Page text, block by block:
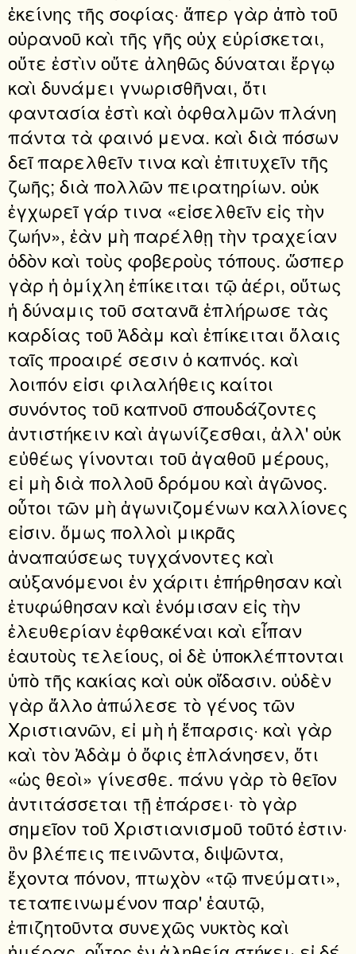
ἐκείνης τῆς σοφίας· ἅπερ γὰρ ἀπὸ τοῦ
οὐρανοῦ καὶ τῆς γῆς οὐχ εὑρίσκεται,
οὔτε ἐστὶν οὔτε ἀληθῶς δύναται ἔργῳ
καὶ δυνάμει γνωρισθῆναι, ὅτι
φαντασία ἐστὶ καὶ ὀφθαλμῶν πλάνη
πάντα τὰ φαινό μενα. καὶ διὰ πόσων
δεῖ παρελθεῖν τινα καὶ ἐπιτυχεῖν τῆς
ζωῆς; διὰ πολλῶν πειρατηρίων. οὐκ
ἐγχωρεῖ γάρ τινα «εἰσελθεῖν εἰς τὴν
ζωήν», ἐὰν μὴ παρέλθῃ τὴν τραχείαν
ὁδὸν καὶ τοὺς φοβεροὺς τόπους. ὥσπερ
γὰρ ἡ ὀμίχλη ἐπίκειται τῷ ἀέρι, οὕτως
ἡ δύναμις τοῦ σατανᾶ ἐπλήρωσε τὰς
καρδίας τοῦ Ἀδὰμ καὶ ἐπίκειται ὅλαις
ταῖς προαιρέ σεσιν ὁ καπνός. καὶ
λοιπόν εἰσι φιλαλήθεις καίτοι
συνόντος τοῦ καπνοῦ σπουδάζοντες
ἀντιστήκειν καὶ ἀγωνίζεσθαι, ἀλλ' οὐκ
εὐθέως γίνονται τοῦ ἀγαθοῦ μέρους,
εἰ μὴ διὰ πολλοῦ δρόμου καὶ ἀγῶνος.
οὗτοι τῶν μὴ ἀγωνιζομένων καλλίονες
εἰσιν. ὅμως πολλοὶ μικρᾶς
ἀναπαύσεως τυγχάνοντες καὶ
αὐξανόμενοι ἐν χάριτι ἐπήρθησαν καὶ
ἐτυφώθησαν καὶ ἐνόμισαν εἰς τὴν
ἐλευθερίαν ἐφθακέναι καὶ εἶπαν
ἑαυτοὺς τελείους, οἱ δὲ ὑποκλέπτονται
ὑπὸ τῆς κακίας καὶ οὐκ οἴδασιν. οὐδὲν
γὰρ ἄλλο ἀπώλεσε τὸ γένος τῶν
Χριστιανῶν, εἰ μὴ ἡ ἔπαρσις· καὶ γὰρ
καὶ τὸν Ἀδὰμ ὁ ὄφις ἐπλάνησεν, ὅτι
«ὡς θεοὶ» γίνεσθε. πάνυ γὰρ τὸ θεῖον
ἀντιτάσσεται τῇ ἐπάρσει· τὸ γὰρ
σημεῖον τοῦ Χριστιανισμοῦ τοῦτό ἐστιν·
ὃν βλέπεις πεινῶντα, διψῶντα,
ἔχοντα πόνον, πτωχὸν «τῷ πνεύματι»,
τεταπεινωμένον παρ' ἑαυτῷ,
ἐπιζητοῦντα συνεχῶς νυκτὸς καὶ